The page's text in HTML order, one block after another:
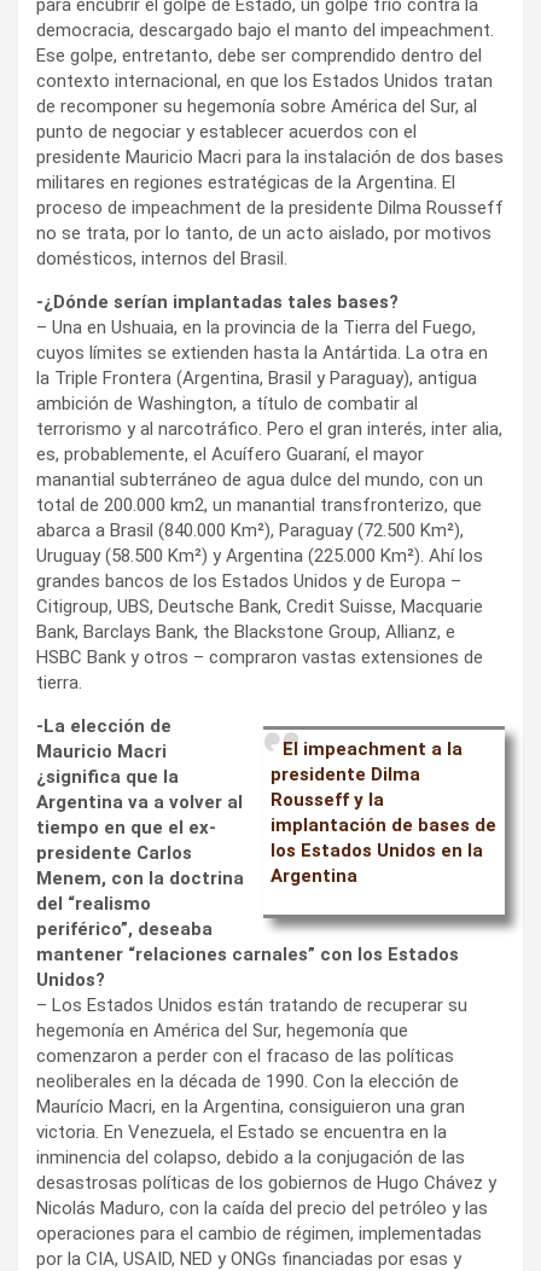
para encubrir el golpe de Estado, un golpe frío contra la
democracia, descargado bajo el manto del impeachment.
Ese golpe, entretanto, debe ser comprendido dentro del
contexto internacional, en que los Estados Unidos tratan
de recomponer su hegemonía sobre América del Sur, al
punto de negociar y establecer acuerdos con el
presidente Mauricio Macri para la instalación de dos bases
militares en regiones estratégicas de la Argentina. El
proceso de impeachment de la presidente Dilma Rousseff
no se trata, por lo tanto, de un acto aislado, por motivos
domésticos, internos del Brasil.
-¿Dónde serían implantadas tales bases?
– Una en Ushuaia, en la provincia de la Tierra del Fuego,
cuyos límites se extienden hasta la Antártida. La otra en
la Triple Frontera (Argentina, Brasil y Paraguay), antigua
ambición de Washington, a título de combatir al
terrorismo y al narcotráfico. Pero el gran interés, inter alia,
es, probablemente, el Acuífero Guaraní, el mayor
manantial subterráneo de agua dulce del mundo, con un
total de 200.000 km2, un manantial transfronterizo, que
abarca a Brasil (840.000 Km²), Paraguay (72.500 Km²),
Uruguay (58.500 Km²) y Argentina (225.000 Km²). Ahí los
grandes bancos de los Estados Unidos y de Europa –
Citigroup, UBS, Deutsche Bank, Credit Suisse, Macquarie
Bank, Barclays Bank, the Blackstone Group, Allianz, e
HSBC Bank y otros – compraron vastas extensiones de
tierra.
El impeachment a la
presidente Dilma
Rousseff y la
implantación de bases de
los Estados Unidos en la
Argentina
-La elección de
Mauricio Macri
¿significa que la
Argentina va a volver al
tiempo en que el ex-
presidente Carlos
Menem, con la doctrina
del “realismo
periférico”, deseaba
mantener “relaciones carnales” con los Estados
Unidos?
– Los Estados Unidos están tratando de recuperar su
hegemonía en América del Sur, hegemonía que
comenzaron a perder con el fracaso de las políticas
neoliberales en la década de 1990. Con la elección de
Maurício Macri, en la Argentina, consiguieron una gran
victoria. En Venezuela, el Estado se encuentra en la
inminencia del colapso, debido a la conjugación de las
desastrosas políticas de los gobiernos de Hugo Chávez y
Nicolás Maduro, con la caída del precio del petróleo y las
operaciones para el cambio de régimen, implementadas
por la CIA, USAID, NED y ONGs financiadas por esas y